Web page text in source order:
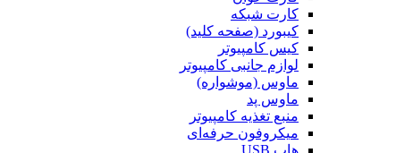
کارت شبکه
کیبورد (صفحه کلید)
کیس کامپیوتر
لوازم جانبی کامپیوتر
ماوس (موشواره)
ماوس پد
منبع تغذیه کامپیوتر
میکروفون حرفه‌ای
هاب USB